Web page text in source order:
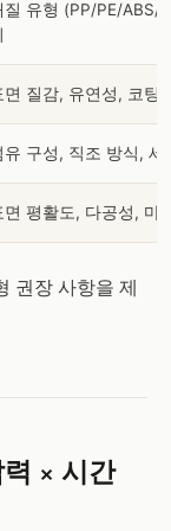
질 유형 (PP/PE/ABS/
면 질감, 유연성, 코팅
유 구성, 직조 방식, 세
면 평활도, 다공성, 마
권장 사항을 제
× 시간